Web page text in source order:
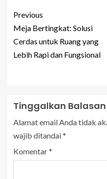
Previous
Meja Bertingkat: Solusi
Cerdas untuk Ruang yang
Lebih Rapi dan Fungsional
Tinggalkan Balasan
Alamat email Anda tidak
wajib ditandai*
Komentar*